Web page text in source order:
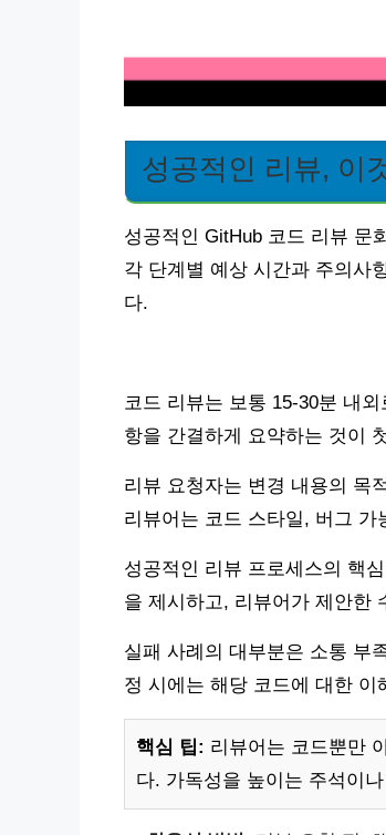
성공적인 리뷰, 이
성공적인 GitHub 코드 리뷰 문
각 단계별 예상 시간과 주의사
다.
코드 리뷰는 보통 15-30분 내
항을 간결하게 요약하는 것이
리뷰 요청자는 변경 내용의 목
리뷰어는 코드 스타일, 버그
성공적인 리뷰 프로세스의 핵
을 제시하고, 리뷰어가 제안한
실패 사례의 대부분은 소통 부
정 시에는 해당 코드에 대한
핵심 팁: 리뷰어는 코드뿐만
다. 가독성을 높이는 주석이